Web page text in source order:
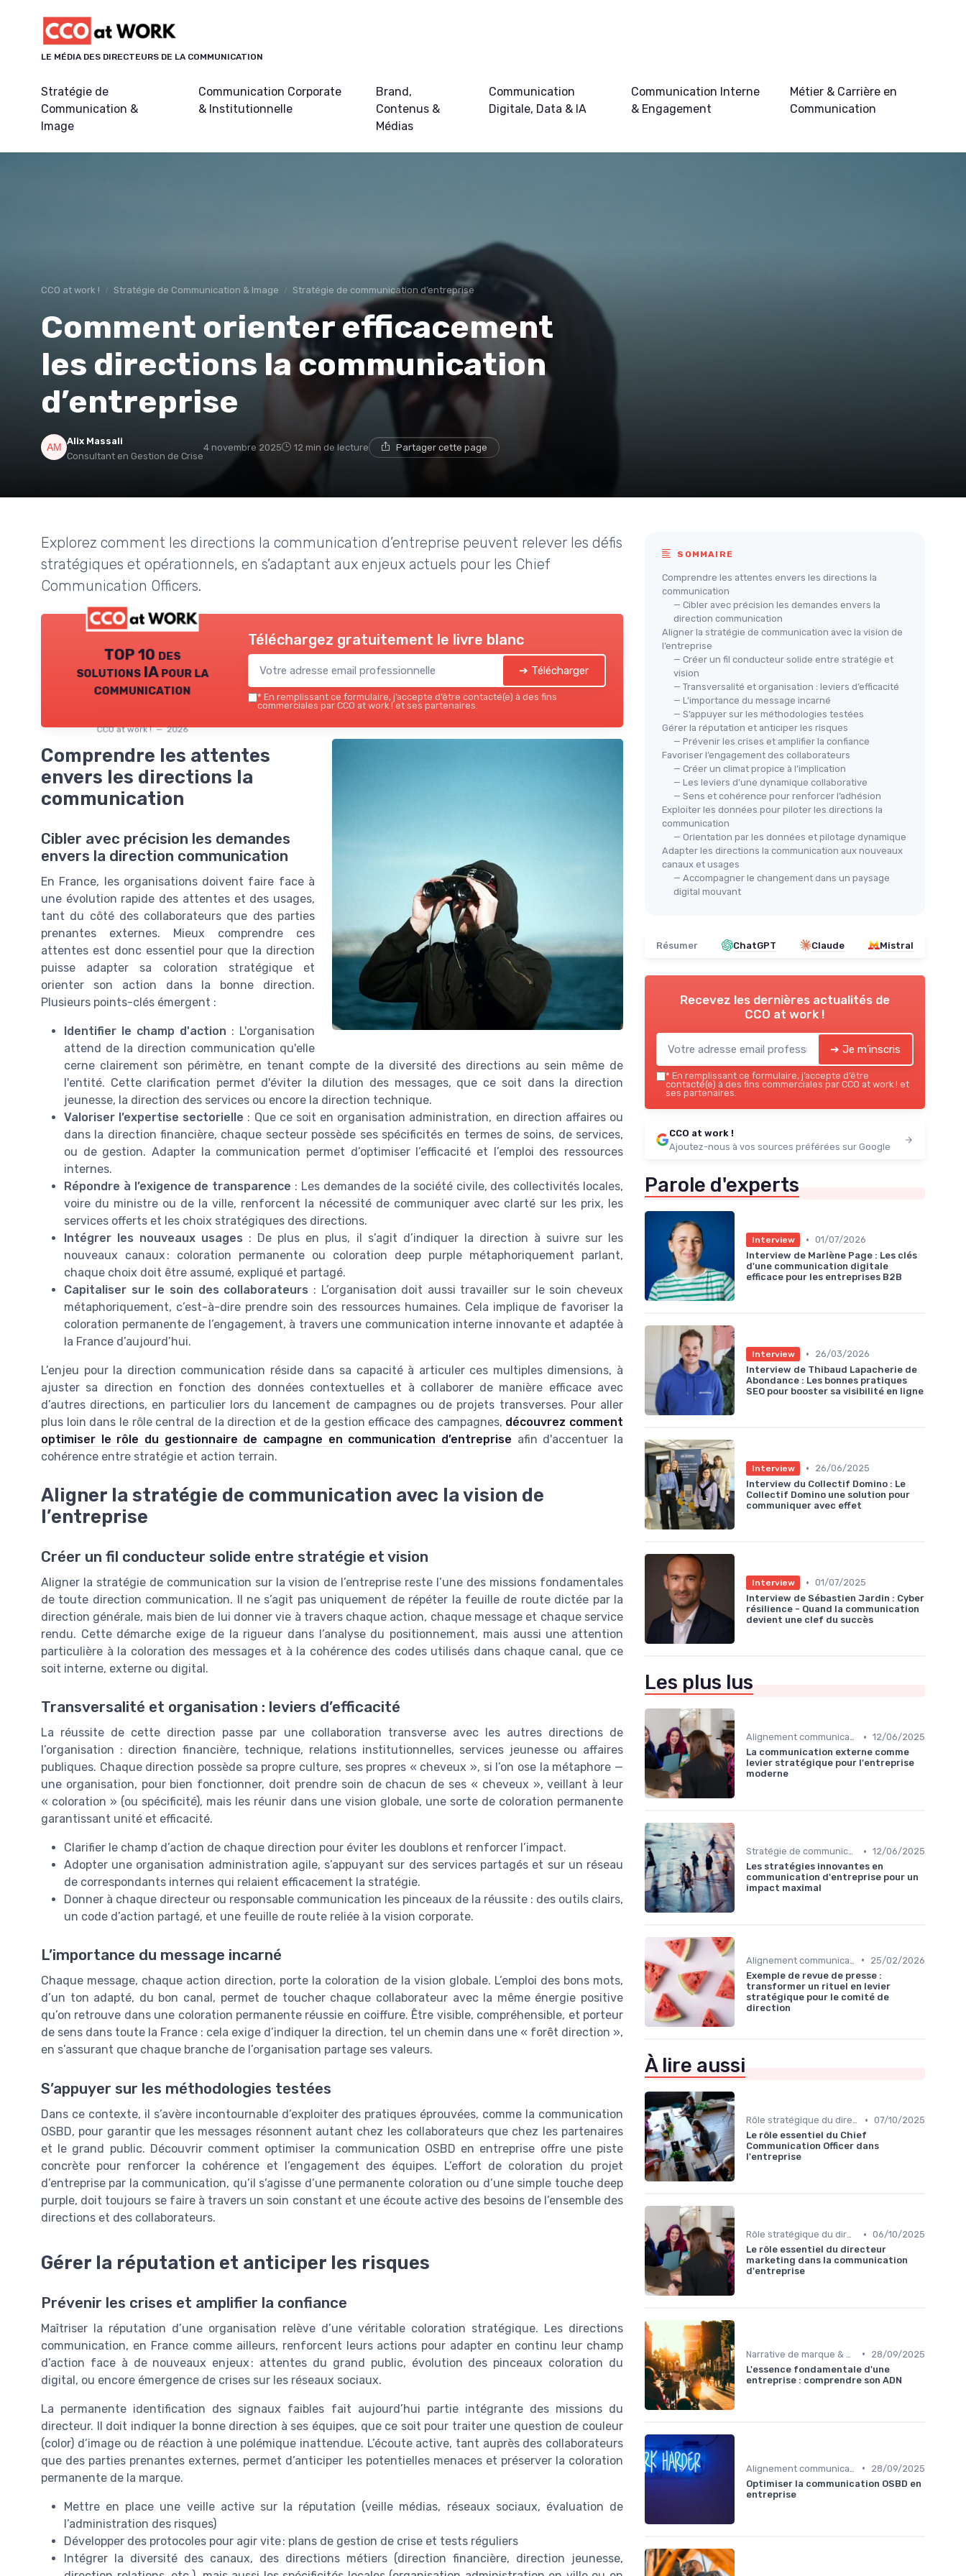
LE MÉDIA DES DIRECTEURS DE LA COMMUNICATION
Stratégie de
Communication &
Image
Communication Corporate
& Institutionnelle
Brand,
Contenus &
Médias
Communication
Digitale, Data & IA
Communication Interne
& Engagement
Métier & Carrière en
Communication
CCO at work ! Stratégie de Communication & Image Stratégie de communication d’entreprise
Comment orienter efficacement
les directions la communication
d’entreprise
Alix Massali
Consultant en Gestion de Crise
4 novembre 2025 12 min de lecture Partager cette page
Explorez comment les directions la communication d’entreprise peuvent relever les défis
stratégiques et opérationnels, en s’adaptant aux enjeux actuels pour les Chief
Communication Officers.
TOP 10 des
solutions IA pour la
communication
CCO at work ! — 2026
Téléchargez gratuitement le livre blanc
➔ Télécharger
* En remplissant ce formulaire, j’accepte d’être contacté(e) à des fins
commerciales par CCO at work ! et ses partenaires.
Comprendre les attentes
envers les directions la
communication
Cibler avec précision les demandes
envers la direction communication
En France, les organisations doivent faire face à
une évolution rapide des attentes et des usages,
tant du côté des collaborateurs que des parties
prenantes externes. Mieux comprendre ces
attentes est donc essentiel pour que la direction
puisse adapter sa coloration stratégique et
orienter son action dans la bonne direction.
Plusieurs points-clés émergent :
Identifier le champ d'action : L'organisation
attend de la direction communication qu'elle
cerne clairement son périmètre, en tenant compte de la diversité des directions au sein même de
l'entité. Cette clarification permet d'éviter la dilution des messages, que ce soit dans la direction
jeunesse, la direction des services ou encore la direction technique.
Valoriser l’expertise sectorielle : Que ce soit en organisation administration, en direction affaires ou
dans la direction financière, chaque secteur possède ses spécificités en termes de soins, de services,
ou de gestion. Adapter la communication permet d’optimiser l’efficacité et l’emploi des ressources
internes.
Répondre à l’exigence de transparence : Les demandes de la société civile, des collectivités locales,
voire du ministre ou de la ville, renforcent la nécessité de communiquer avec clarté sur les prix, les
services offerts et les choix stratégiques des directions.
Intégrer les nouveaux usages : De plus en plus, il s’agit d’indiquer la direction à suivre sur les
nouveaux canaux : coloration permanente ou coloration deep purple métaphoriquement parlant,
chaque choix doit être assumé, expliqué et partagé.
Capitaliser sur le soin des collaborateurs : L’organisation doit aussi travailler sur le soin cheveux
métaphoriquement, c’est-à-dire prendre soin des ressources humaines. Cela implique de favoriser la
coloration permanente de l’engagement, à travers une communication interne innovante et adaptée à
la France d’aujourd’hui.
L’enjeu pour la direction communication réside dans sa capacité à articuler ces multiples dimensions, à
ajuster sa direction en fonction des données contextuelles et à collaborer de manière efficace avec
d’autres directions, en particulier lors du lancement de campagnes ou de projets transverses. Pour aller
plus loin dans le rôle central de la direction et de la gestion efficace des campagnes, découvrez comment
optimiser le rôle du gestionnaire de campagne en communication d’entreprise afin d'accentuer la
cohérence entre stratégie et action terrain.
Aligner la stratégie de communication avec la vision de
l’entreprise
Créer un fil conducteur solide entre stratégie et vision
Aligner la stratégie de communication sur la vision de l’entreprise reste l’une des missions fondamentales
de toute direction communication. Il ne s’agit pas uniquement de répéter la feuille de route dictée par la
direction générale, mais bien de lui donner vie à travers chaque action, chaque message et chaque service
rendu. Cette démarche exige de la rigueur dans l’analyse du positionnement, mais aussi une attention
particulière à la coloration des messages et à la cohérence des codes utilisés dans chaque canal, que ce
soit interne, externe ou digital.
Transversalité et organisation : leviers d’efficacité
La réussite de cette direction passe par une collaboration transverse avec les autres directions de
l’organisation : direction financière, technique, relations institutionnelles, services jeunesse ou affaires
publiques. Chaque direction possède sa propre culture, ses propres « cheveux », si l’on ose la métaphore —
une organisation, pour bien fonctionner, doit prendre soin de chacun de ses « cheveux », veillant à leur
« coloration » (ou spécificité), mais les réunir dans une vision globale, une sorte de coloration permanente
garantissant unité et efficacité.
Clarifier le champ d’action de chaque direction pour éviter les doublons et renforcer l’impact.
Adopter une organisation administration agile, s’appuyant sur des services partagés et sur un réseau
de correspondants internes qui relaient efficacement la stratégie.
Donner à chaque directeur ou responsable communication les pinceaux de la réussite : des outils clairs,
un code d’action partagé, et une feuille de route reliée à la vision corporate.
L’importance du message incarné
Chaque message, chaque action direction, porte la coloration de la vision globale. L’emploi des bons mots,
d’un ton adapté, du bon canal, permet de toucher chaque collaborateur avec la même énergie positive
qu’on retrouve dans une coloration permanente réussie en coiffure. Être visible, compréhensible, et porteur
de sens dans toute la France : cela exige d’indiquer la direction, tel un chemin dans une « forêt direction »,
en s’assurant que chaque branche de l’organisation partage ses valeurs.
S’appuyer sur les méthodologies testées
Dans ce contexte, il s’avère incontournable d’exploiter des pratiques éprouvées, comme la communication
OSBD, pour garantir que les messages résonnent autant chez les collaborateurs que chez les partenaires
et le grand public. Découvrir comment optimiser la communication OSBD en entreprise offre une piste
concrète pour renforcer la cohérence et l’engagement des équipes. L’effort de coloration du projet
d’entreprise par la communication, qu’il s’agisse d’une permanente coloration ou d’une simple touche deep
purple, doit toujours se faire à travers un soin constant et une écoute active des besoins de l’ensemble des
directions et des collaborateurs.
Gérer la réputation et anticiper les risques
Prévenir les crises et amplifier la confiance
Maîtriser la réputation d’une organisation relève d’une véritable coloration stratégique. Les directions
communication, en France comme ailleurs, renforcent leurs actions pour adapter en continu leur champ
d’action face à de nouveaux enjeux : attentes du grand public, évolution des pinceaux coloration du
digital, ou encore émergence de crises sur les réseaux sociaux.
La permanente identification des signaux faibles fait aujourd’hui partie intégrante des missions du
directeur. Il doit indiquer la bonne direction à ses équipes, que ce soit pour traiter une question de couleur
(color) d’image ou de réaction à une polémique inattendue. L’écoute active, tant auprès des collaborateurs
que des parties prenantes externes, permet d’anticiper les potentielles menaces et préserver la coloration
permanente de la marque.
Mettre en place une veille active sur la réputation (veille médias, réseaux sociaux, évaluation de
l’administration des risques)
Développer des protocoles pour agir vite : plans de gestion de crise et tests réguliers
Intégrer la diversité des canaux, des directions métiers (direction financière, direction jeunesse,
SOMMAIRE
Comprendre les attentes envers les directions la
communication
— Cibler avec précision les demandes envers la
direction communication
Aligner la stratégie de communication avec la vision de
l’entreprise
— Créer un fil conducteur solide entre stratégie et
vision
— Transversalité et organisation : leviers d’efficacité
— L’importance du message incarné
— S’appuyer sur les méthodologies testées
Gérer la réputation et anticiper les risques
— Prévenir les crises et amplifier la confiance
Favoriser l’engagement des collaborateurs
— Créer un climat propice à l’implication
— Les leviers d’une dynamique collaborative
— Sens et cohérence pour renforcer l’adhésion
Exploiter les données pour piloter les directions la
communication
— Orientation par les données et pilotage dynamique
Adapter les directions la communication aux nouveaux
canaux et usages
— Accompagner le changement dans un paysage
digital mouvant
Résumer ChatGPT Claude Mistral
Recevez les dernières actualités de
CCO at work !
➔ Je m'inscris
* En remplissant ce formulaire, j’accepte d’être
contacté(e) à des fins commerciales par CCO at work ! et
ses partenaires.
CCO at work !
Ajoutez-nous à vos sources préférées sur Google
Parole d'experts
Interview • 01/07/2026
Interview de Marlène Page : Les clés
d'une communication digitale
efficace pour les entreprises B2B
Interview •
26/03/2026
Interview de Thibaud Lapacherie de
Abondance : Les bonnes pratiques
SEO pour booster sa visibilité en ligne
Interview •
26/06/2025
Interview du Collectif Domino : Le
Collectif Domino une solution pour
communiquer avec effet
Interview • 01/07/2025
Interview de Sébastien Jardin : Cyber
résilience - Quand la communication
devient une clef du succès
Les plus lus
Alignement communication & stratégie business • 12/06/2025
La communication externe comme
levier stratégique pour l'entreprise
moderne
Stratégie de communication d’entreprise • 12/06/2025
Les stratégies innovantes en
communication d'entreprise pour un
impact maximal
•
25/02/2026
Exemple de revue de presse :
transformer un rituel en levier
stratégique pour le comité de
direction
À lire aussi
Rôle stratégique du directeur de la communication • 07/10/2025
Le rôle essentiel du Chief
Communication Officer dans
l'entreprise
Rôle stratégique du directeur de la communication • 06/10/2025
Le rôle essentiel du directeur
marketing dans la communication
d'entreprise
•
28/09/2025
L'essence fondamentale d'une
entreprise : comprendre son ADN
•
28/09/2025
Optimiser la communication OSBD en
entreprise